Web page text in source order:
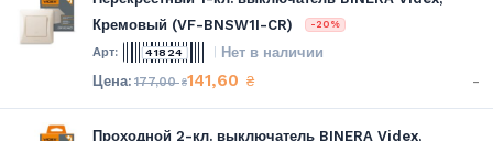
Кремовый (VF-BNSW1I-CR)
-20%
41824 Нет в наличии
177,00₴141,60 ₴ -
Проходной 2-кл. выключатель BINERA Videx,